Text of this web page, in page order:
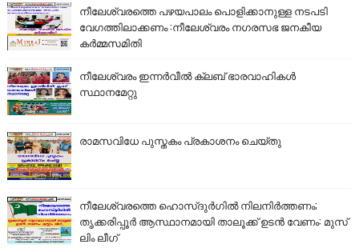
നീലേശ്വരത്തെ പഴയപാലം പൊളിക്കാനുള്ള നടപടി
വേഗത്തിലാക്കണം :നീലേശ്വരം നഗരസഭ ജനകീയ
കർമ്മസമിതി
നീലേശ്വരം ഇന്നർവീൽ ക്ലബ് ഭാരവാഹികൾ
സ്ഥാനമേറ്റു
രാമസവിധേ പുസ്തകം പ്രകാശനം ചെയ്തു
നീലേശ്വരത്തെ ഹൊസ്ദുർഗിൽ നിലനിർത്തണം;
തൃക്കരിപ്പൂർ ആസ്ഥാനമായി താലൂക്ക് ഉടൻ വേണം: മുസ്
ലിം ലീഗ്